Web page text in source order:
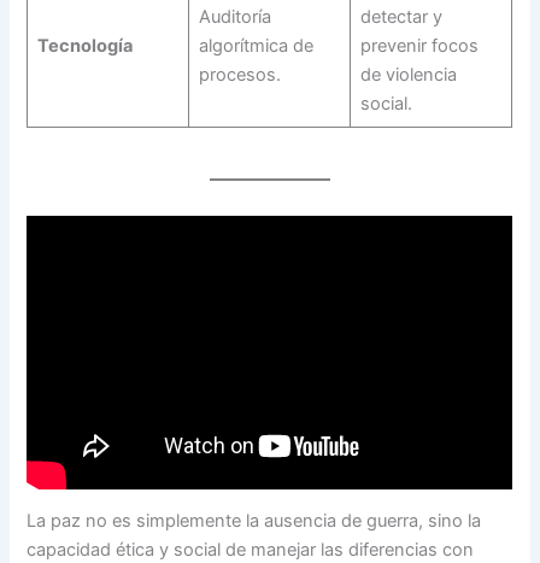
Tecnología
Auditoría
algorítmica de
procesos.
detectar y
prevenir focos
de violencia
social.
La paz no es simplemente la ausencia de guerra, sino la
capacidad ética y social de manejar las diferencias con